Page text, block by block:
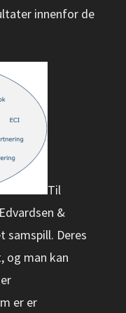
innenfor de
Til
&
samspill. Deres
og man kan
er er